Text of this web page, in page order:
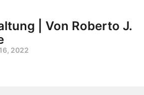
| Von Roberto J.
2022